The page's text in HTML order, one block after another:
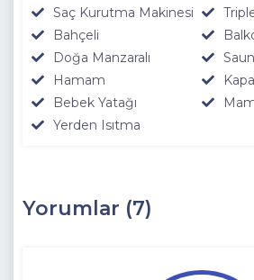
Saç Kurutma Makinesi
Bahçeli
Doğa Manzaralı
Hamam
Bebek Yatağı
Yerden Isıtma
Yorumlar (7)